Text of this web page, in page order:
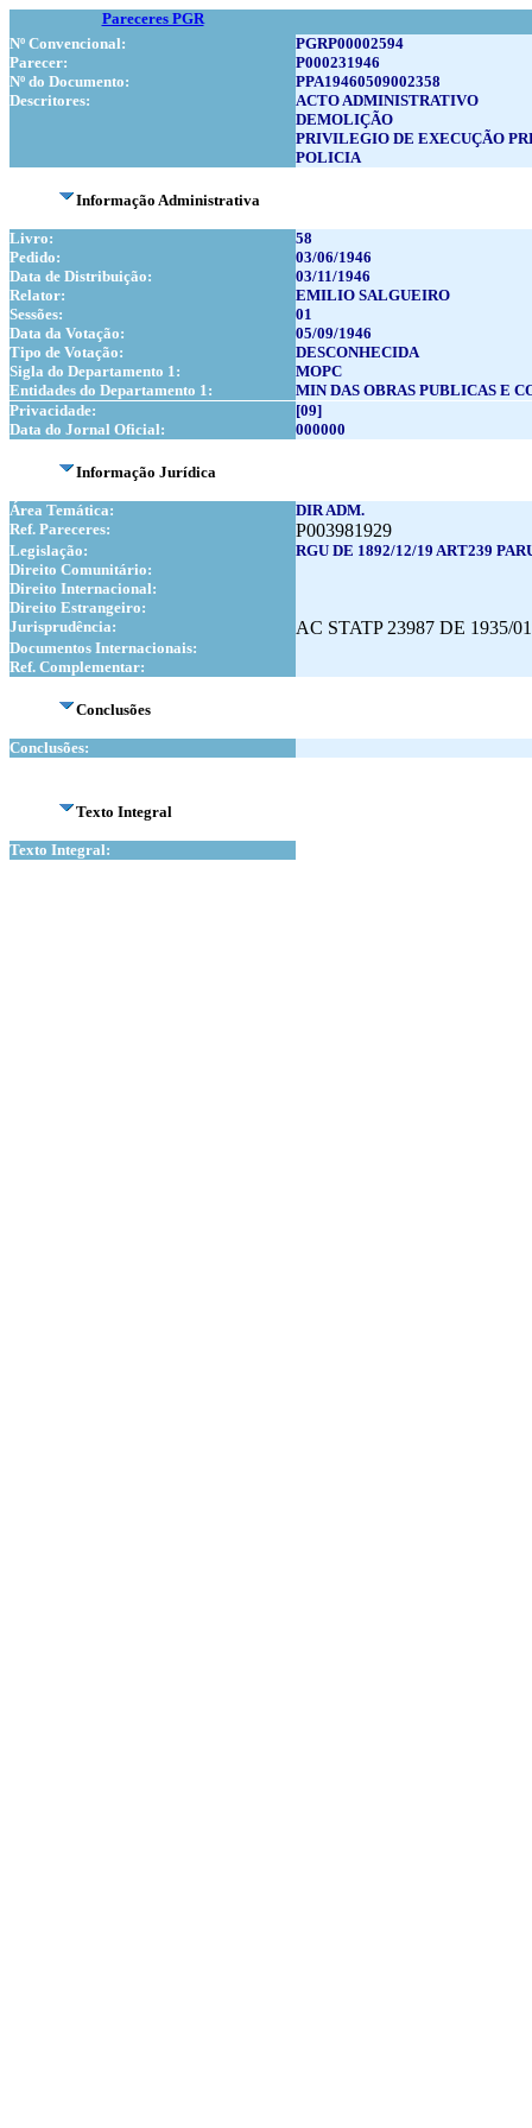
Pareceres PGR
Nº Convencional:
PGRP00002594
Parecer:
P000231946
Nº do Documento:
PPA19460509002358
Descritores:
ACTO ADMINISTRATIVO
DEMOLIÇÃO
PRIVILEGIO DE EXECUÇÃO
POLICIA
Informação Administrativa
Livro:
58
Pedido:
03/06/1946
Data de Distribuição:
03/11/1946
Relator:
EMILIO SALGUEIRO
Sessões:
01
Data da Votação:
05/09/1946
Tipo de Votação:
DESCONHECIDA
Sigla do Departamento 1:
MOPC
Entidades do Departamento 1:
MIN DAS OBRAS PUBLICAS E
Privacidade:
[09]
Data do Jornal Oficial:
000000
Informação Jurídica
Área Temática:
DIR ADM.
Ref. Pareceres:
P003981929
Legislação:
RGU DE 1892/12/19 ART239
Direito Comunitário:
Direito Internacional:
Direito Estrangeiro:
Jurisprudência:
AC STATP 23987 DE 1935/
Documentos Internacionais:
Ref. Complementar:
Conclusões
Conclusões:
Texto Integral
Texto Integral: